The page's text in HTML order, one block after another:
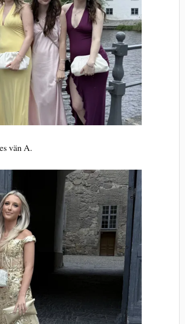
vän A.